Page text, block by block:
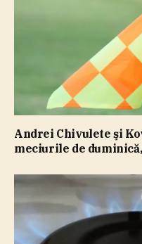
Andrei Chivulete şi
meciurile de